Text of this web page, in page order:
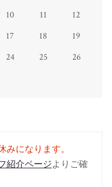
10 11
12
17 18
19
24 25
26
になります。
紹介ページよりご確